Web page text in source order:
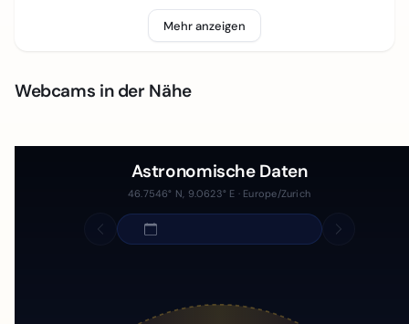
Mehr anzeigen
Webcams in der Nähe
Astronomische Daten
46.7546° N, 9.0623° E · Europe/Zurich